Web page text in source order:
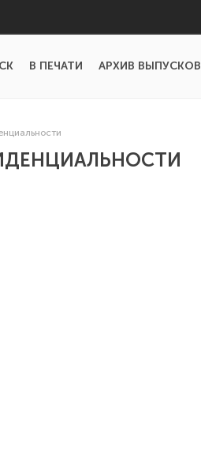
В ПЕЧАТИ АРХИВ ВЫПУСКОВ